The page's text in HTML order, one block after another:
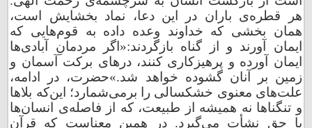
هر قطره‌ی باران در این دعا، نماد بخشایش است،
همان بخشی که خداوند وعده داده به قوم‌هایی که
ایمان آورند و از گناه بازگردند:«اگر مردمانِ آبادی‌ها
ایمان آورده و پرهیزکاری کنند، درهای برکت آسمان و
زمین بر آنان گشوده خواهد شد.»حضرت، در ادامه،
علت‌های معنوی خشکسالی را برمی‌شمارد؛ این‌که بلاها
و تنگناها نه همیشه از طبیعت، که از فاصله‌ی انسان‌ها
با حق نشأت می‌گیرد. در همین معناست که قرآن